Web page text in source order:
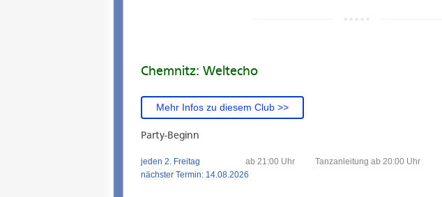
Chemnitz: Weltecho
Mehr Infos zu diesem Club >>
Party-Beginn
jeden 2. Freitag
nächster Termin: 14.08.2026
ab 21:00 Uhr Tanzanleitung ab 20:00 Uhr